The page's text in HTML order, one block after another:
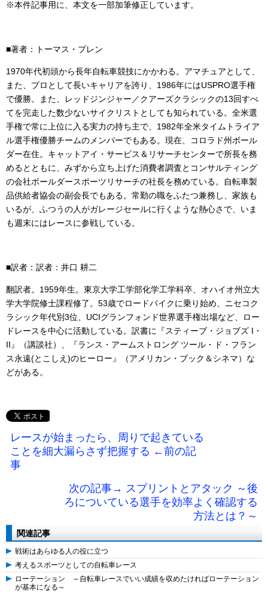
※本件記事用に、本文を一部加筆修正しています。
■著者：トーマス・プレン
1970年代初頭から長年自転車競技にかかわる。アマチュアとして、
また、プロとして長いキャリアを誇り、1986年にはUSPRO選手権
で優勝。また、レッドジンジャー／クアーズクラシックの13回すべ
てを完走した数少ないサイクリストとしても知られている。全米選
手権で常に上位に入る実力の持ち主で、1982年全米タイムトライア
ル選手権優勝チームのメンバーでもある。現在、コロラド州ボール
ダー在住。キャットアイ・サービス＆リサーチセンターで所長を務
めるとともに、みずから立ち上げた消費者調査とコンサルティング
の会社ボールダースポーツリサーチの社長を務めている。自転車製
品供給者協会の副会長でもある。常勤の職をふたつ兼務し、家族も
いるが、ふつうの人がガレージセールに行くような熱心さで、いま
も週末にはレースに参戦している。
■訳者：訳者：井口 耕二
翻訳者。1959年生。東京大学工学部化学工学科卒、オハイオ州立大
学大学院修士課程修了。53歳でロードバイクに乗り始め、ニセコク
ラシック年代別3位、UCIグランフォンド世界選手権出場など、ロー
ドレースを中心に活動している。訳書に『スティーブ・ジョブズ I・
II』（講談社）、『ランス・アームストロング ツール・ド・フラン
ス永遠(とこしえ)のヒーロー』（アメリカン・ブック＆シネマ）な
どがある。
レースが始まったら、周りで起きている
ことを細大漏らさず把握する ←前の記
事
次の記事→ スプリントとアタック ～後
ろについている選手を効率よく確認する
方法とは？～
関連記事
戦術はあらゆる人の役に立つ
考えるスポーツとしての自転車レース
ローテーション ～自転車レースでいい成績を収めたければローテーション
が基本になる～